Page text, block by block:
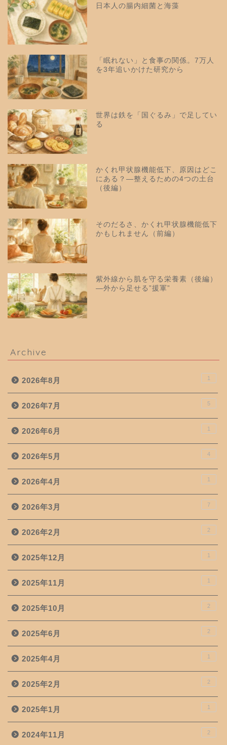
日本人の腸内細菌と海藻
「眠れない」と食事の関係。7万人
を3年追いかけた研究から
世界は鉄を「国ぐるみ」で足してい
る
かくれ甲状腺機能低下、原因はどこ
にある？—整えるための4つの土台
（後編）
そのだるさ、かくれ甲状腺機能低下
かもしれません（前編）
紫外線から肌を守る栄養素（後編）
—外から足せる”援軍”
Archive
2026年8月 1
2026年7月 5
2026年6月 1
2026年5月 4
2026年4月 1
2026年3月 7
2026年2月 2
2025年12月 1
2025年11月 1
2025年10月 2
2025年6月 2
2025年4月 1
2025年2月 2
2025年1月 1
2024年11月 2